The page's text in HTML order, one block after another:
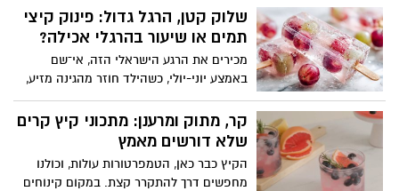
מוצרלה טרייה ועשבי תיבול רעננים. התוצאה
היא מנה מרעננת, חגיגית ומלאת צבע,
המתאימה במיוחד לערב רומנטי של קיץ
ישראלי.
תפוזים אלכוהולי, צבעוני ומרענן, המבוסס על
מיץתפוזים סחוט 100% טבעי של פרימור, ללא
תוספת סוכר וללא חומריםמשמרים.השילוב
בין טעמו העשיר והטבעי של מיץ התפוזים
לבין המתיקות-חמיצות של הפסיפלורה, יחד
עם המשקה האלכוהולי, יוצרים קוקטייל קיצי,
קל להכנה ומלא בטעמים, שמתאים למפגש
עם חברים, לארוחת ערב במרפסת או לבילוי
רגוע
שלוק קטן, הרגל גדול: פינוק קיצי
תמים או שיעור בהרגלי אכילה?
מכירים את הרגע הישראלי הזה, אי־שם
באמצע יוני-יולי, כשהילד חוזר מהגינה מזיע,
ניגש למקפיא, והנה ידו הקטנה שולפת שלוק
צבעוני? לכאורה, מה כבר קרה? זה הרי “רק
קרח עם טעם”. לא שוקולד, לא עוגה ולא
ממתק כבד. משהו קטן, קר ותמים כמעט.
קר, מתוק ומרענן: מתכוני קיץ קרים
שלא דורשים מאמץ
הקיץ כבר כאן, הטמפרטורות עולות, וכולנו
מחפשים דרך להתקרר קצת. במקום קינוחים